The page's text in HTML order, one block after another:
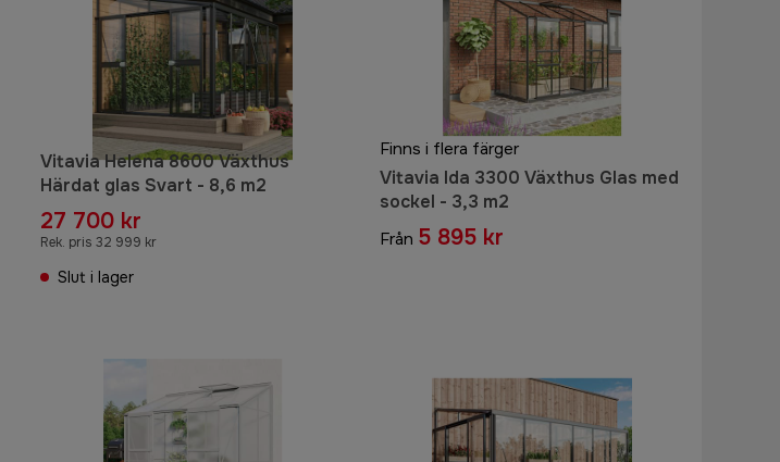
Vitavia Helena 8600 Växthus
Härdat glas Svart - 8,6 m2
27 700 kr
Rek. pris 32 999 kr
Slut i lager
Finns i flera färger
Vitavia Ida 3300 Växthus Glas med
sockel - 3,3 m2
Från 5 895 kr